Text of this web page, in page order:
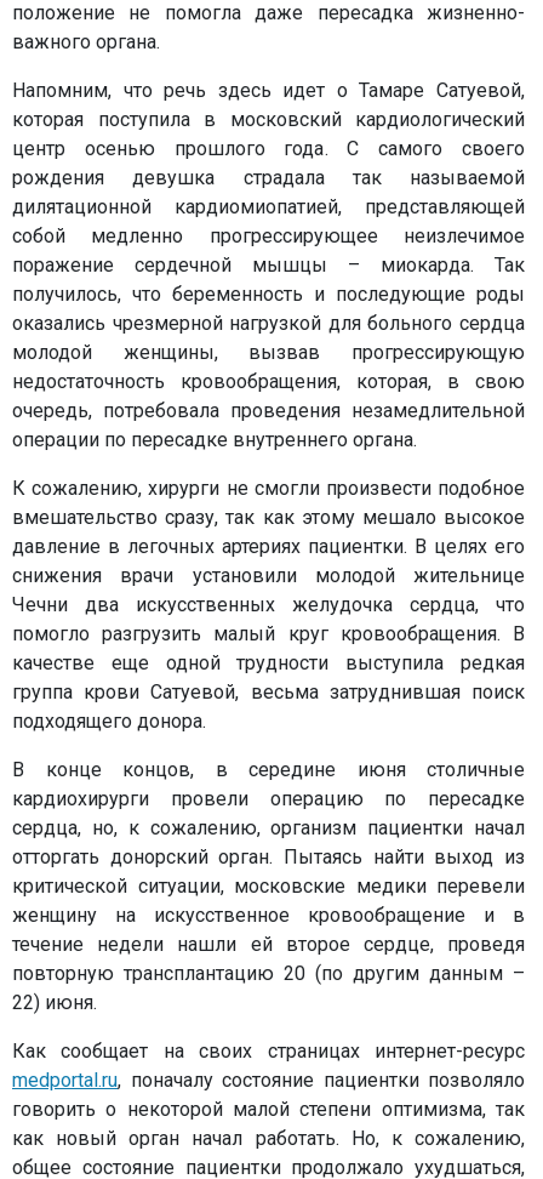
положение не помогла даже пересадка жизненно-
важного органа.
Напомним, что речь здесь идет о Тамаре Сатуевой,
которая поступила в московский кардиологический
центр осенью прошлого года. С самого своего
рождения девушка страдала так называемой
дилятационной кардиомиопатией, представляющей
собой медленно прогрессирующее неизлечимое
поражение сердечной мышцы – миокарда. Так
получилось, что беременность и последующие роды
оказались чрезмерной нагрузкой для больного сердца
молодой женщины, вызвав прогрессирующую
недостаточность кровообращения, которая, в свою
очередь, потребовала проведения незамедлительной
операции по пересадке внутреннего органа.
К сожалению, хирурги не смогли произвести подобное
вмешательство сразу, так как этому мешало высокое
давление в легочных артериях пациентки. В целях его
снижения врачи установили молодой жительнице
Чечни два искусственных желудочка сердца, что
помогло разгрузить малый круг кровообращения. В
качестве еще одной трудности выступила редкая
группа крови Сатуевой, весьма затруднившая поиск
подходящего донора.
В конце концов, в середине июня столичные
кардиохирурги провели операцию по пересадке
сердца, но, к сожалению, организм пациентки начал
отторгать донорский орган. Пытаясь найти выход из
критической ситуации, московские медики перевели
женщину на искусственное кровообращение и в
течение недели нашли ей второе сердце, проведя
повторную трансплантацию 20 (по другим данным –
22) июня.
Как сообщает на своих страницах интернет-ресурс
medportal.ru, поначалу состояние пациентки позволяло
говорить о некоторой малой степени оптимизма, так
как новый орган начал работать. Но, к сожалению,
общее состояние пациентки продолжало ухудшаться,